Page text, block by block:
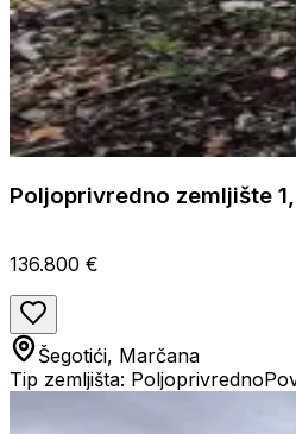
Poljoprivredno zemljište
136.800 €
Šegotići, Marčana
Tip zemljišta: Poljoprivredno